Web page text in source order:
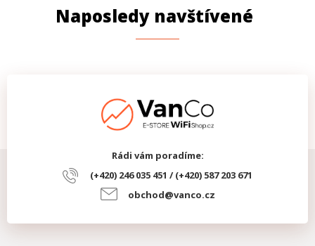
Naposledy navštívené
Rádi vám poradíme:
(+420) 246 035 451 / (+420) 587 203 671
obchod@vanco.cz